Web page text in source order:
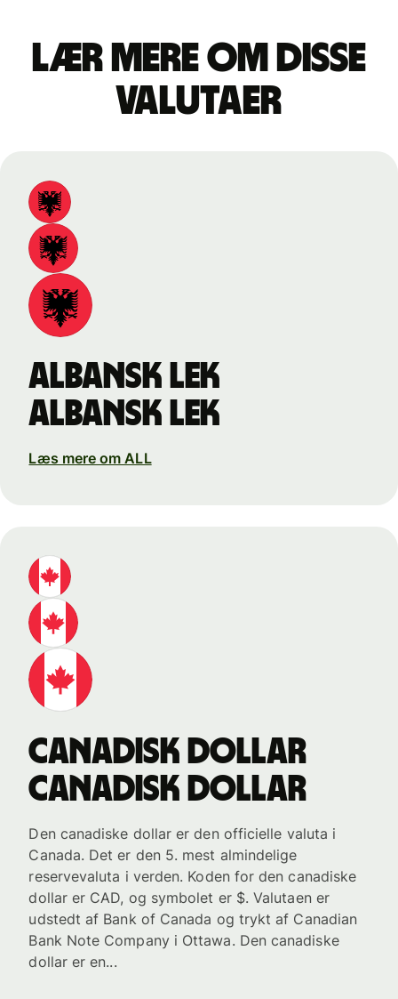
Lær mere om disse
valutaer
albansk lek
albansk lek
Læs mere om ALL
canadisk dollar
canadisk dollar
Den canadiske dollar er den officielle valuta i
Canada. Det er den 5. mest almindelige
reservevaluta i verden. Koden for den canadiske
dollar er CAD, og symbolet er $. Valutaen er
udstedt af Bank of Canada og trykt af Canadian
Bank Note Company i Ottawa. Den canadiske
dollar er en...